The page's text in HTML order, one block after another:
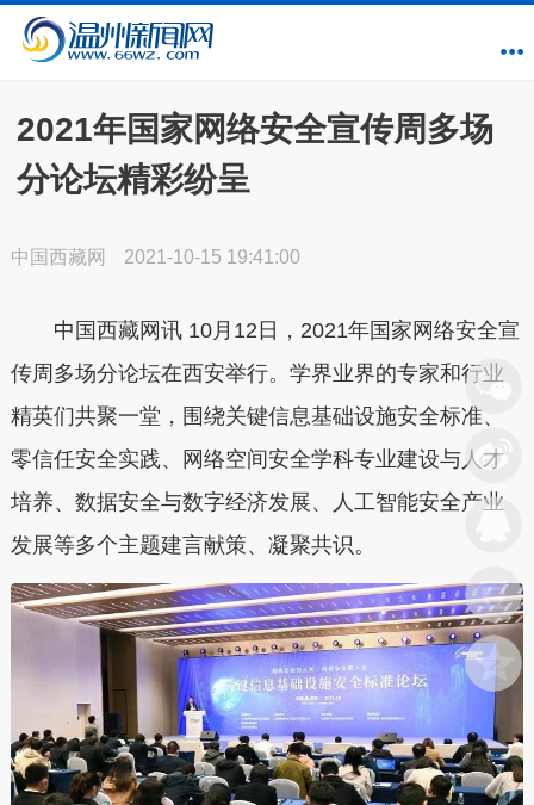
2021年国家网络安全宣传周多场
分论坛精彩纷呈
中国西藏网 2021-10-15 19:41:00
中国西藏网讯 10月12日，2021年国家网络安全宣
传周多场分论坛在西安举行。学界业界的专家和行业
精英们共聚一堂，围绕关键信息基础设施安全标准、
零信任安全实践、网络空间安全学科专业建设与人才
培养、数据安全与数字经济发展、人工智能安全产业
发展等多个主题建言献策、凝聚共识。